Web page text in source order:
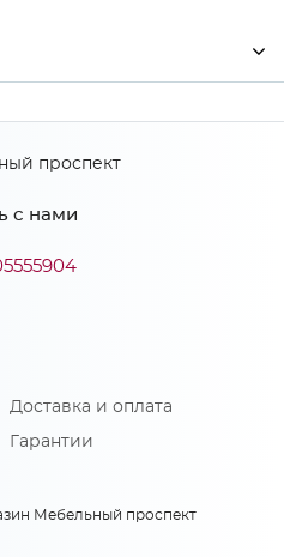
Сурская мебель
Айленд силк
с нами
Доставка и оплата
Гарантии
Мебельный проспект